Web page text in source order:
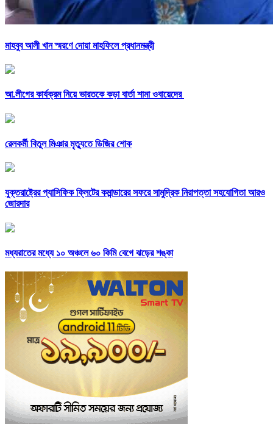
মাহবুব আলী খান স্মরণে দোয়া মাহফিলে প্রধানমন্ত্রী
আ.লীগের কার্যক্রম নিয়ে ভারতকে কড়া বার্তা শামা ওবায়েদের
রেলকর্মী বিতুল মিঞার মৃত্যুতে ডিজির শোক
যুক্তরাষ্ট্রের প্যাসিফিক ফ্লিটের কমান্ডারের সফরে সামুদ্রিক নিরাপত্তা সহযোগিতা আরও
জোরদার
মধ্যরাতের মধ্যে ১০ অঞ্চলে ৬০ কিমি বেগে ঝড়ের শঙ্কা